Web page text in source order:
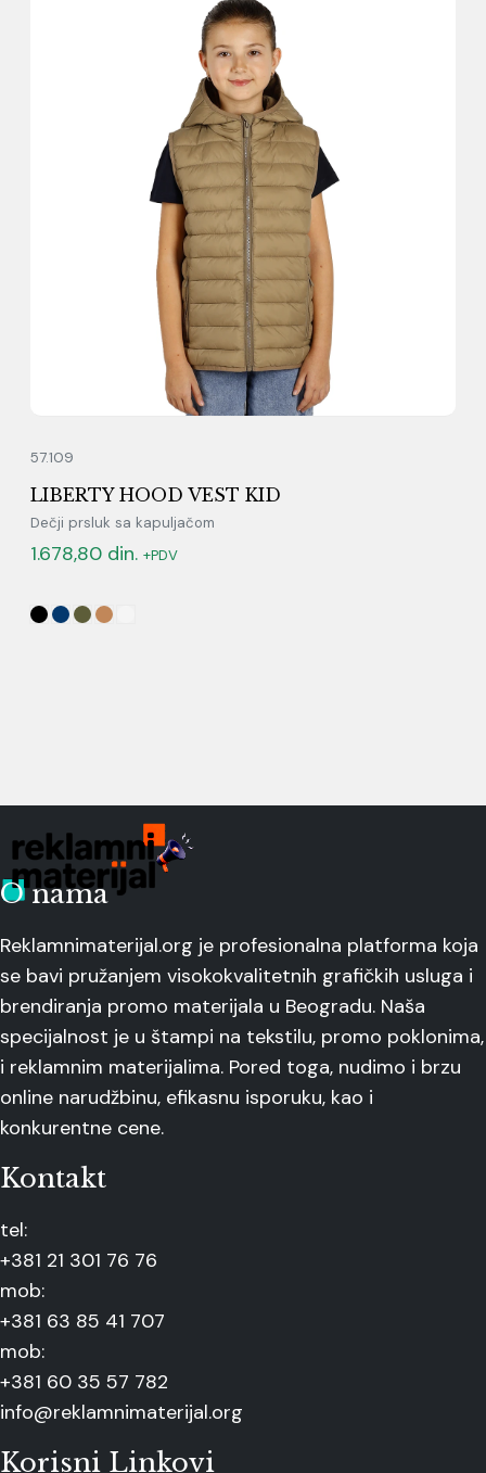
57.109
LIBERTY HOOD VEST KID
Dečji prsluk sa kapuljačom
1.678,80 din. +PDV
O nama
Reklamnimaterijal.org je profesionalna platforma koja
se bavi pružanjem visokokvalitetnih grafičkih usluga i
brendiranja promo materijala u Beogradu. Naša
specijalnost je u štampi na tekstilu, promo poklonima,
i reklamnim materijalima. Pored toga, nudimo i brzu
online narudžbinu, efikasnu isporuku, kao i
konkurentne cene.
Kontakt
tel:
+381 21 301 76 76
mob:
+381 63 85 41 707
mob:
+381 60 35 57 782
info@reklamnimaterijal.org
Korisni Linkovi